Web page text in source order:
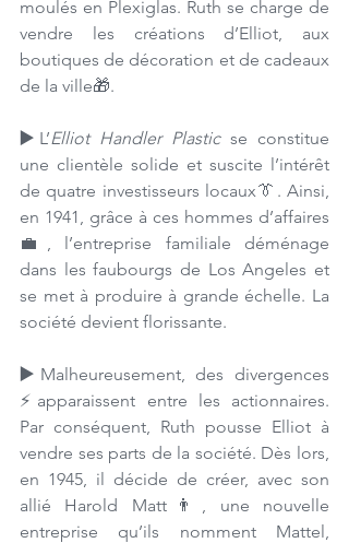
moulés en Plexiglas. Ruth se charge de
vendre les créations d’Elliot, aux
boutiques de décoration et de cadeaux
de la ville🎁.
▶️ L’Elliot Handler Plastic se constitue
une clientèle solide et suscite l’intérêt
de quatre investisseurs locaux👔. Ainsi,
en 1941, grâce à ces hommes d’affaires
💼, l’entreprise familiale déménage
dans les faubourgs de Los Angeles et
se met à produire à grande échelle. La
société devient florissante.
▶️ Malheureusement, des divergences
⚡apparaissent entre les actionnaires.
Par conséquent, Ruth pousse Elliot à
vendre ses parts de la société. Dès lors,
en 1945, il décide de créer, avec son
allié Harold Matt👨, une nouvelle
entreprise qu’ils nomment Mattel,